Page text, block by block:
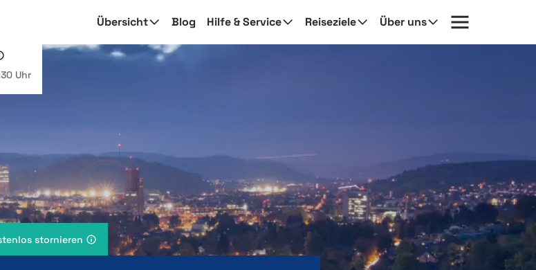
Übersicht Blog Hilfe & Service Reiseziele Über uns
Uhr
stornieren